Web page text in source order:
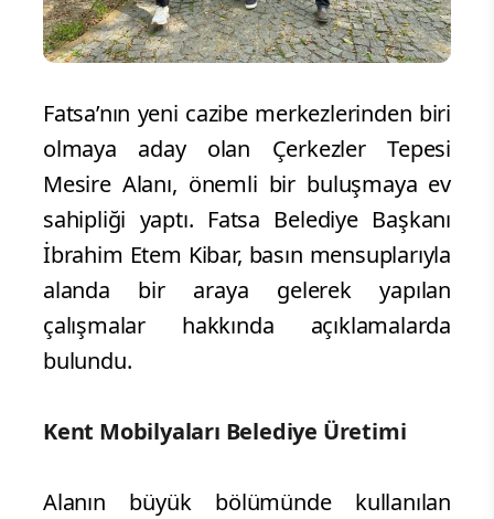
Fatsa’nın yeni cazibe merkezlerinden biri
olmaya aday olan Çerkezler Tepesi
Mesire Alanı, önemli bir buluşmaya ev
sahipliği yaptı. Fatsa Belediye Başkanı
İbrahim Etem Kibar, basın mensuplarıyla
alanda bir araya gelerek yapılan
çalışmalar hakkında açıklamalarda
bulundu.
Kent Mobilyaları Belediye Üretimi
Alanın büyük bölümünde kullanılan